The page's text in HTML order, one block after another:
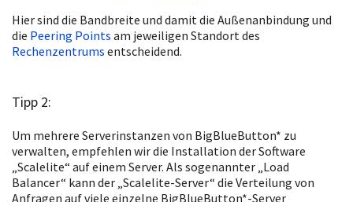
Hier sind die Bandbreite und damit die Außenanbindung und
die Peering Points am jeweiligen Standort des
Rechenzentrums entscheidend.
Tipp 2:
Um mehrere Serverinstanzen von BigBlueButton* zu
verwalten, empfehlen wir die Installation der Software
„Scalelite“ auf einem Server. Als sogenannter „Load
Balancer“ kann der „Scalelite-Server“ die Verteilung von
Anfragen auf viele einzelne BigBlueButton*-Server